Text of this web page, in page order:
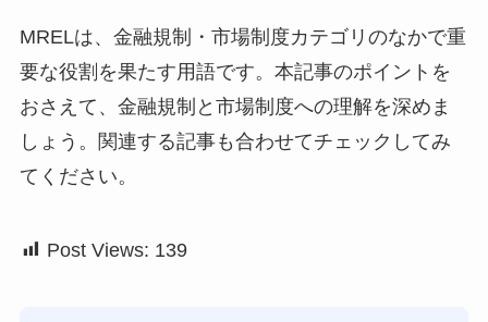
MRELは、金融規制・市場制度カテゴリのなかで重
要な役割を果たす用語です。本記事のポイントを
おさえて、金融規制と市場制度への理解を深めま
しょう。関連する記事も合わせてチェックしてみ
てください。
Post Views: 139